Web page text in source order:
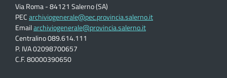
Via Roma - 84121 Salerno (SA)
PECarchiviogenerale@pec.provincia.salerno.it
Emailarchiviogenerale@provincia.salerno.it
Centralino 089.614.111
P. IVA 02098700657
C.F. 80000390650